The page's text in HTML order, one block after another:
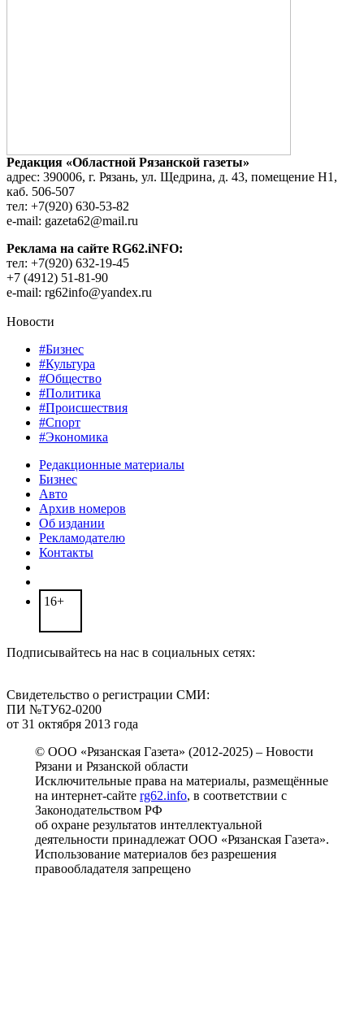
Редакция «Областной Рязанской газеты»
адрес: 390006, г. Рязань, ул. Щедрина, д. 43, помещение Н1,
каб. 506-507
тел: +7(920) 630-53-82
e-mail: gazeta62@mail.ru
Реклама на сайте RG62.iNFO:
тел: +7(920) 632-19-45
+7 (4912) 51-81-90
e-mail: rg62info@yandex.ru
Новости
#Бизнес
#Культура
#Общество
#Политика
#Происшествия
#Спорт
#Экономика
Редакционные материалы
Бизнес
Авто
Архив номеров
Об издании
Рекламодателю
Контакты
16+
Подписывайтесь на нас в социальных сетях:
Свидетельство о регистрации СМИ:
ПИ №ТУ62-0200
от 31 октября 2013 года
© ООО «Рязанская Газета» (2012-2025) – Новости
Рязани и Рязанской области
Исключительные права на материалы, размещённые
на интернет-сайте rg62.info, в соответствии с
Законодательством РФ
об охране результатов интеллектуальной
деятельности принадлежат ООО «Рязанская Газета».
Использование материалов без разрешения
правообладателя запрещено